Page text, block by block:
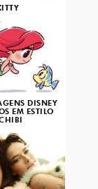
DISNEY
EM ESTILO